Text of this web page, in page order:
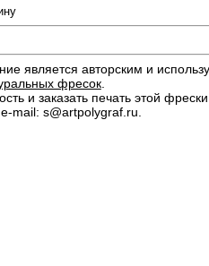
является авторским и
фресок.
и заказать печать этой
mail: s@artpolygraf.ru.